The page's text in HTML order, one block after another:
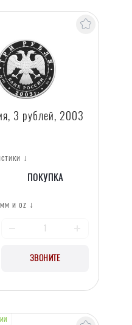
3 рублей, 2003
↓
ПОКУПКА
и oz ↓
ЗВОНИТЕ